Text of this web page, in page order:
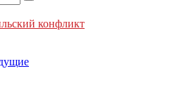
конфликт